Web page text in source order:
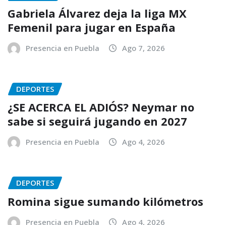
Gabriela Álvarez deja la liga MX
Femenil para jugar en España
Presencia en Puebla Ago 7, 2026
DEPORTES
¿SE ACERCA EL ADIÓS? Neymar no
sabe si seguirá jugando en 2027
Presencia en Puebla Ago 4, 2026
DEPORTES
Romina sigue sumando kilómetros
Presencia en Puebla Ago 4, 2026